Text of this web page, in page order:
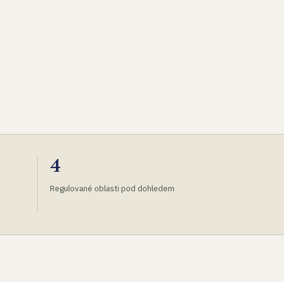
4
Regulované oblasti pod dohledem